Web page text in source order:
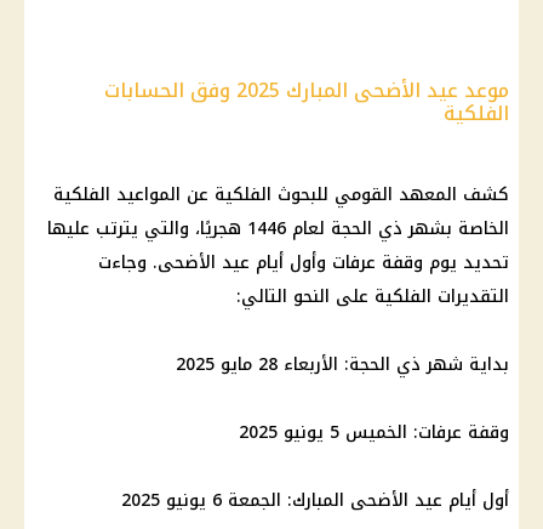
موعد عيد الأضحى المبارك 2025 وفق الحسابات
الفلكية
كشف المعهد القومي للبحوث الفلكية عن المواعيد الفلكية
الخاصة بشهر ذي الحجة لعام 1446 هجريًا، والتي يترتب عليها
تحديد يوم وقفة عرفات وأول أيام عيد الأضحى. وجاءت
التقديرات الفلكية على النحو التالي:
بداية شهر ذي الحجة: الأربعاء 28 مايو 2025
وقفة عرفات: الخميس 5 يونيو 2025
أول أيام عيد الأضحى المبارك: الجمعة 6 يونيو 2025